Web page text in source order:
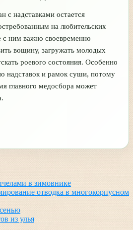
с надставками остается
на любительских
с ним важно своевременно
вощину, загружать молодых
роевого состояния. Особенно
надставок и рамок суши, потому
главного медосбора может
в зимовнике
отводка в многокорпусном
из улья